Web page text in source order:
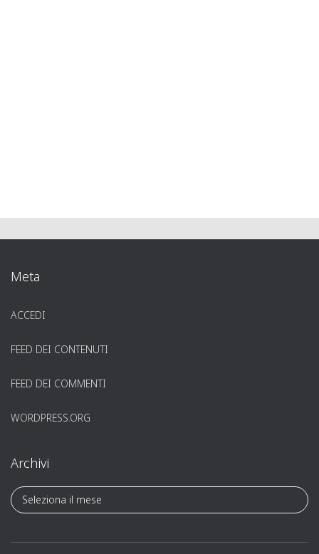
Meta
ACCEDI
FEED DEI CONTENUTI
FEED DEI COMMENTI
WORDPRESS.ORG
Archivi
A
r
h